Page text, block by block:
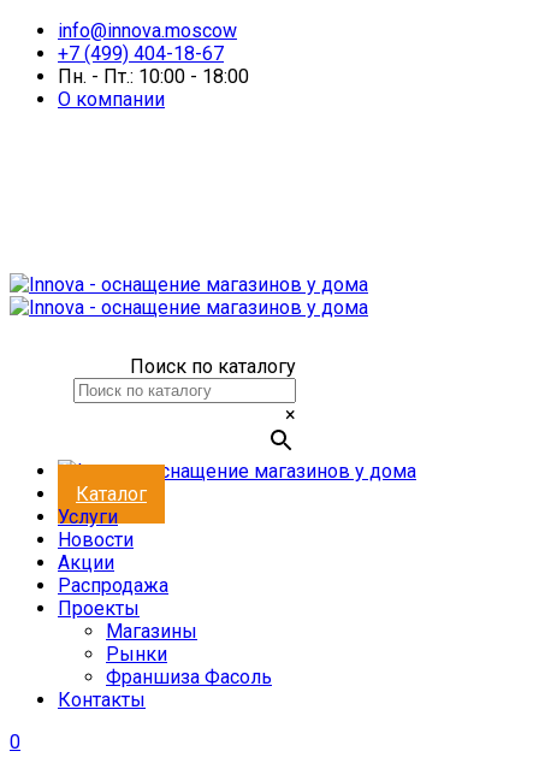
info@innova.moscow
+7 (499) 404-18-67
Пн. - Пт.: 10:00 - 18:00
О компании
Поиск по каталогу
×
Каталог
Услуги
Новости
Акции
Распродажа
Проекты
Магазины
Рынки
Франшиза Фасоль
Контакты
0